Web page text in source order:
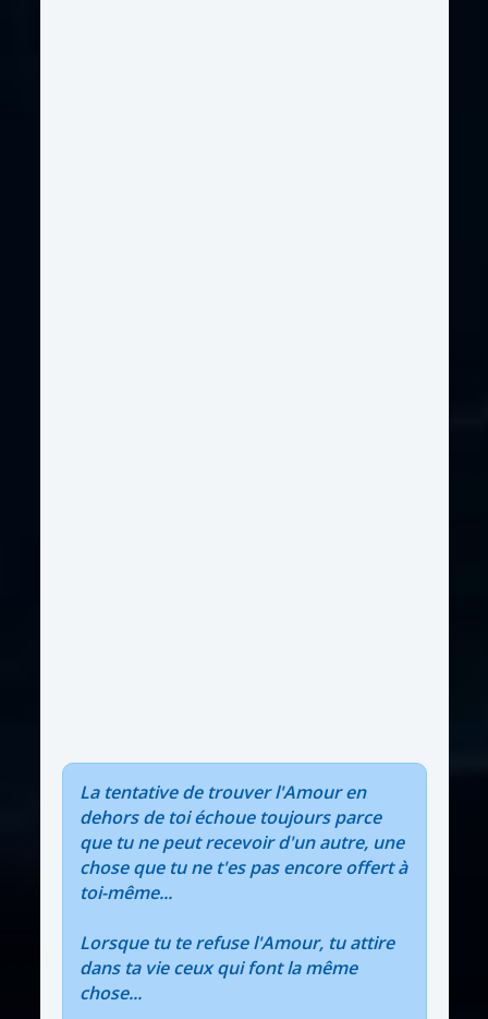
La tentative de trouver l'Amour en
dehors de toi échoue toujours parce
que tu ne peut recevoir d'un autre, une
chose que tu ne t'es pas encore offert à
toi-même...
Lorsque tu te refuse l'Amour, tu attire
dans ta vie ceux qui font la même
chose...